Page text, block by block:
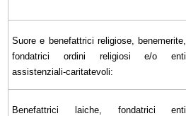
Suore e benefattrici religiose, benemerite,
fondatrici ordini religiosi e/o enti
assistenziali-caritatevoli:
Benefattrici laiche, fondatrici enti